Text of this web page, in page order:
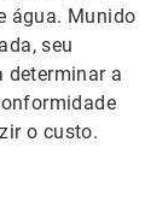
água. Munido
seu
determinar a
o custo.